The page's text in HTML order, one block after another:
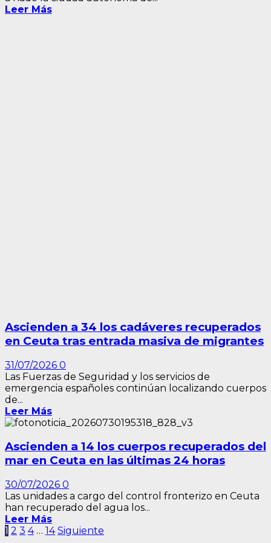
Leer Más
Ascienden a 34 los cadáveres recuperados
en Ceuta tras entrada masiva de migrantes
31/07/2026 0
Las Fuerzas de Seguridad y los servicios de
emergencia españoles continúan localizando cuerpos
de...
Leer Más
Ascienden a 14 los cuerpos recuperados del
mar en Ceuta en las últimas 24 horas
30/07/2026 0
Las unidades a cargo del control fronterizo en Ceuta
han recuperado del agua los...
Leer Más
Paginación
1 2 3 4 … 14 Siguiente